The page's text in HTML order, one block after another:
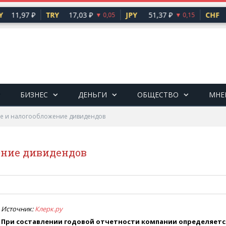
₽ TRY 17,03 ₽ ▼ 0,05 JPY 51,37 ₽ ▼ 0,15 CHF
БИЗНЕС ДЕНЬГИ ОБЩЕСТВО
и налогообложение дивидендов
дивидендов
Источник:Клерк.ру
При составлении годовой отчетности компании